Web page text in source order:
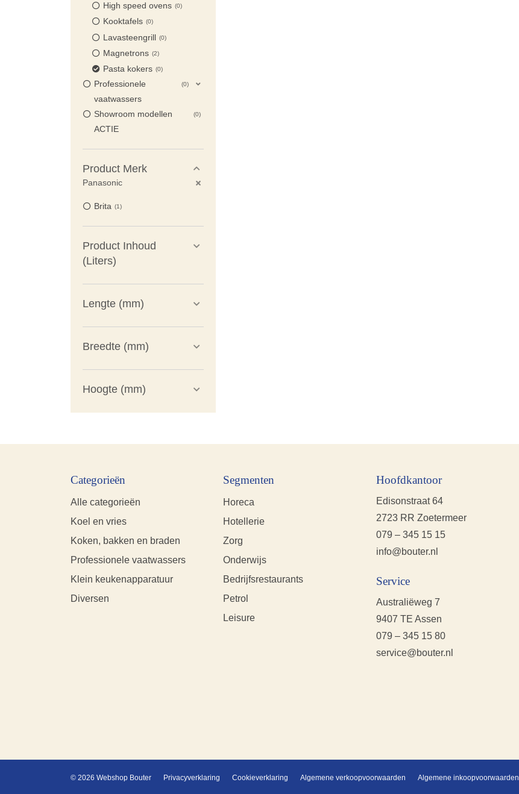
High speed ovens 0
Kooktafels 0
Lavasteengrill 0
Magnetrons 2
Pasta kokers 0
Professionele
vaatwassers
0
Showroom modellen
ACTIE
0
Product Merk
Panasonic
Brita 1
Product Inhoud
(Liters)
Lengte (mm)
Breedte (mm)
Hoogte (mm)
Categorieën
Alle categorieën
Koel en vries
Koken, bakken en braden
Professionele vaatwassers
Klein keukenapparatuur
Diversen
Segmenten
Horeca
Hotellerie
Zorg
Onderwijs
Bedrijfsrestaurants
Petrol
Leisure
Hoofdkantoor
Edisonstraat 64
2723 RR Zoetermeer
079 – 345 15 15
info@bouter.nl
Service
Australiëweg 7
9407 TE Assen
079 – 345 15 80
service@bouter.nl
© 2026 Webshop Bouter Privacyverklaring Cookieverklaring Algemene verkoopvoorwaarden Algemene inkoopvoorwaarden